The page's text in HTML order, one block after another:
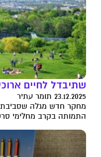
שתיבדל לחיים
23.12.2025 תומר עתיר
מחקר חדש מגלה שסביבת
התמותה בקרב מחלימי